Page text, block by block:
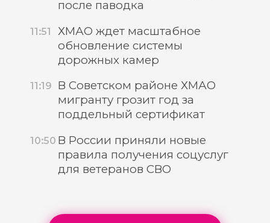
после паводка
11:51
ХМАО ждет масштабное
обновление системы
дорожных камер
11:19 В Советском районе ХМАО
мигранту грозит год за
поддельный сертификат
10:50 В России приняли новые
правила получения соцуслуг
для ветеранов СВО